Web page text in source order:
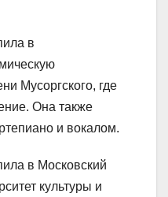
в
Мусоргского, где
Она также
и вокалом.
в Московский
культуры и